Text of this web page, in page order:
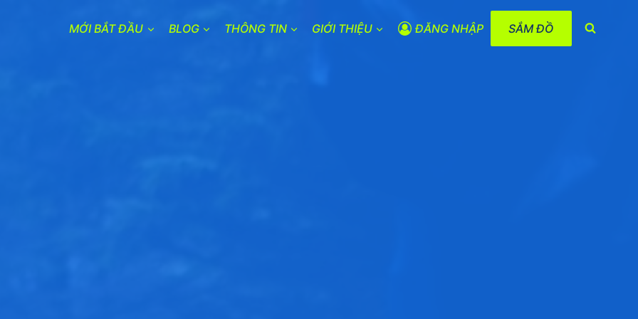
MỚI BẮT ĐẦU BLOG THÔNG TIN GIỚI THIỆU ĐĂNG NHẬP SẮM ĐỒ